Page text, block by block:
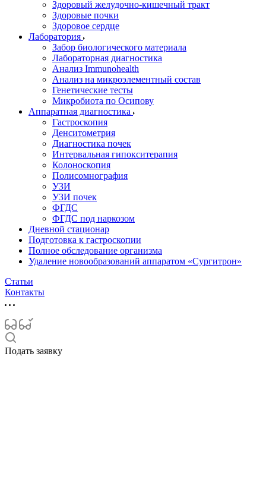
Здоровый желудочно-кишечный тракт
Здоровые почки
Здоровое сердце
Лаборатория
Забор биологического материала
Лабораторная диагностика
Анализ Immunohealth
Анализ на микроэлементный состав
Генетические тесты
Микробиота по Осипову
Аппаратная диагностика
Гастроскопия
Денситометрия
Диагностика почек
Интервальная гипокситерапия
Колоноскопия
Полисомнография
УЗИ
УЗИ почек
ФГДС
ФГДС под наркозом
Дневной стационар
Подготовка к гастроскопии
Полное обследование организма
Удаление новообразований аппаратом «Сургитрон»‎
Статьи
Контакты
Подать заявку